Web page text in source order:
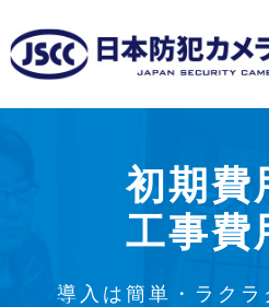
初期費
工事費
導入は簡単・ラク